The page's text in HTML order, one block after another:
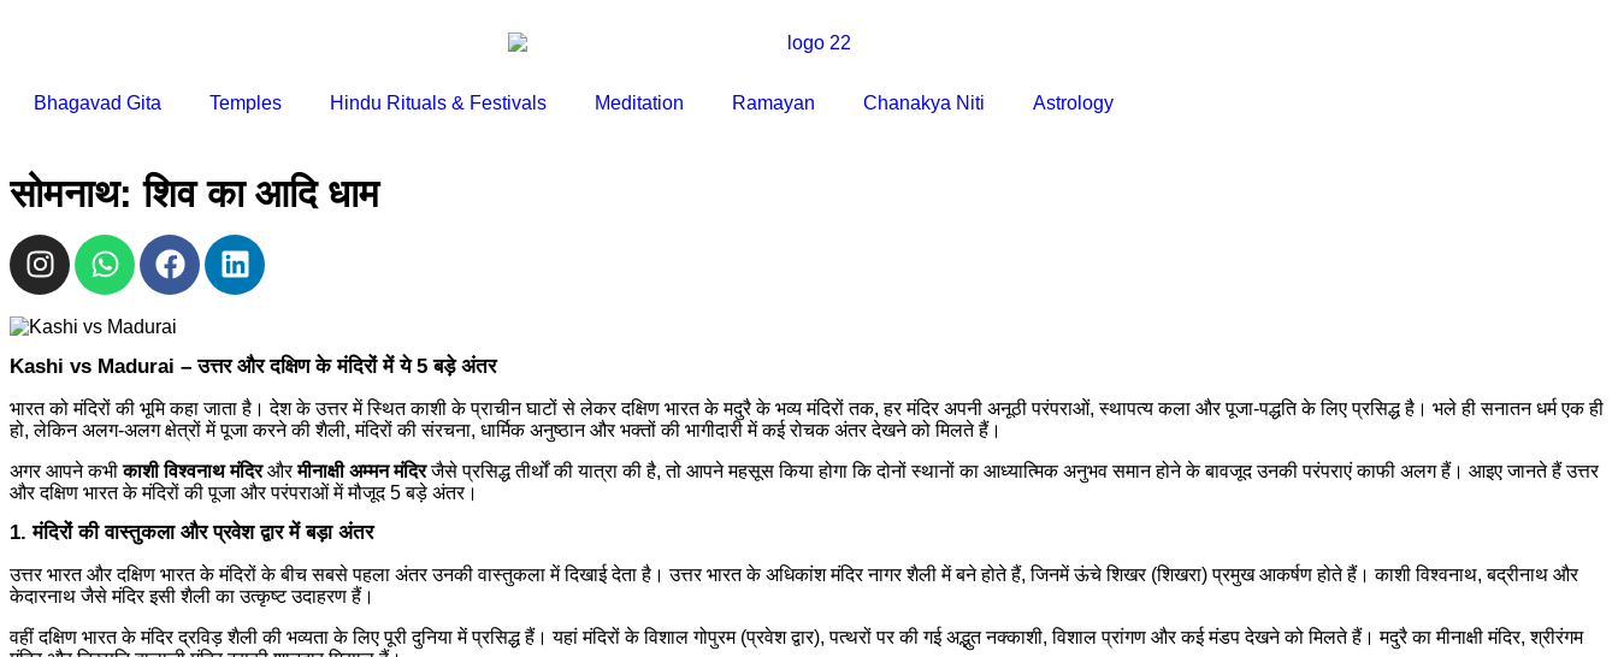
Bhagavad Gita Temples Hindu Rituals & Festivals Meditation Ramayan Chanakya Niti Astrology
सोमनाथ: शिव का आदि धाम
Kashi vs Madurai – उत्तर और दक्षिण के मंदिरों में ये 5 बड़े अंतर
भारत को मंदिरों की भूमि कहा जाता है। देश के उत्तर में स्थित काशी के प्राचीन घाटों से लेकर दक्षिण भारत के मदुरै के भव्य मंदिरों तक, हर मंदिर अपनी अनूठी परंपराओं, स्थापत्य कला और पूजा-पद्धति के लिए प्रसिद्ध है। भले ही सनातन धर्म एक ही
हो, लेकिन अलग-अलग क्षेत्रों में पूजा करने की शैली, मंदिरों की संरचना, धार्मिक अनुष्ठान और भक्तों की भागीदारी में कई रोचक अंतर देखने को मिलते हैं।
अगर आपने कभीकाशी विश्वनाथ मंदिरऔरमीनाक्षी अम्मन मंदिरजैसे प्रसिद्ध तीर्थों की यात्रा की है, तो आपने महसूस किया होगा कि दोनों स्थानों का आध्यात्मिक अनुभव समान होने के बावजूद उनकी परंपराएं काफी अलग हैं। आइए जानते हैं उत्तर
और दक्षिण भारत के मंदिरों की पूजा और परंपराओं में मौजूद 5 बड़े अंतर।
1. मंदिरों की वास्तुकला और प्रवेश द्वार में बड़ा अंतर
उत्तर भारत और दक्षिण भारत के मंदिरों के बीच सबसे पहला अंतर उनकी वास्तुकला में दिखाई देता है। उत्तर भारत के अधिकांश मंदिर नागर शैली में बने होते हैं, जिनमें ऊंचे शिखर (शिखरा) प्रमुख आकर्षण होते हैं। काशी विश्वनाथ, बद्रीनाथ और
केदारनाथ जैसे मंदिर इसी शैली का उत्कृष्ट उदाहरण हैं।
वहीं दक्षिण भारत के मंदिर द्रविड़ शैली की भव्यता के लिए पूरी दुनिया में प्रसिद्ध हैं। यहां मंदिरों के विशाल गोपुरम (प्रवेश द्वार), पत्थरों पर की गई अद्भुत नक्काशी, विशाल प्रांगण और कई मंडप देखने को मिलते हैं। मदुरै का मीनाक्षी मंदिर, श्रीरंगम